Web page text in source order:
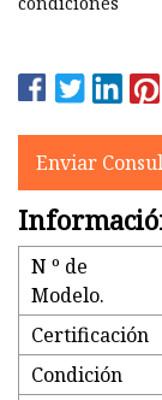
Enviar
N º de
Modelo.
Certificación
Condición